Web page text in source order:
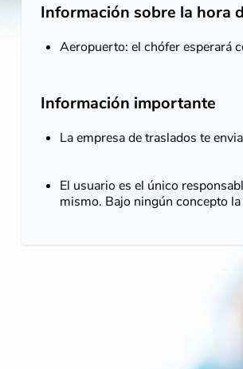
Información sobre la hora
Aeropuerto: el chófer esperará
Información importante
La empresa de traslados te
El usuario es el único
mismo. Bajo ningún concepto